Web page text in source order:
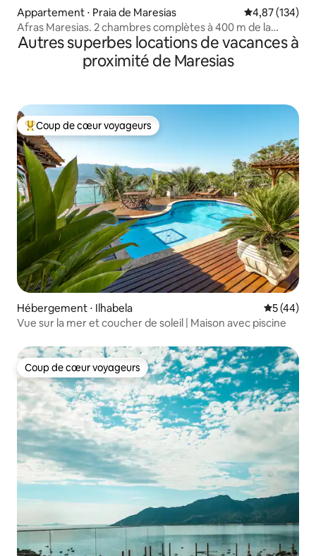
Appartement ⋅ Praia de Maresias Évaluation
4,87 (134)
Afras Maresias. 2 chambres complètes à 400 m de la
plage !
Autres superbes locations de vacances à
proximité de Maresias
Coups de cœur voyageurs les plus appréciés
Coup de cœur voyageurs
Hébergement ⋅ Ilhabela
5 (44)
Vue sur la mer et coucher de soleil | Maison avec piscine
Coup de cœur voyageurs
Coup de cœur voyageurs